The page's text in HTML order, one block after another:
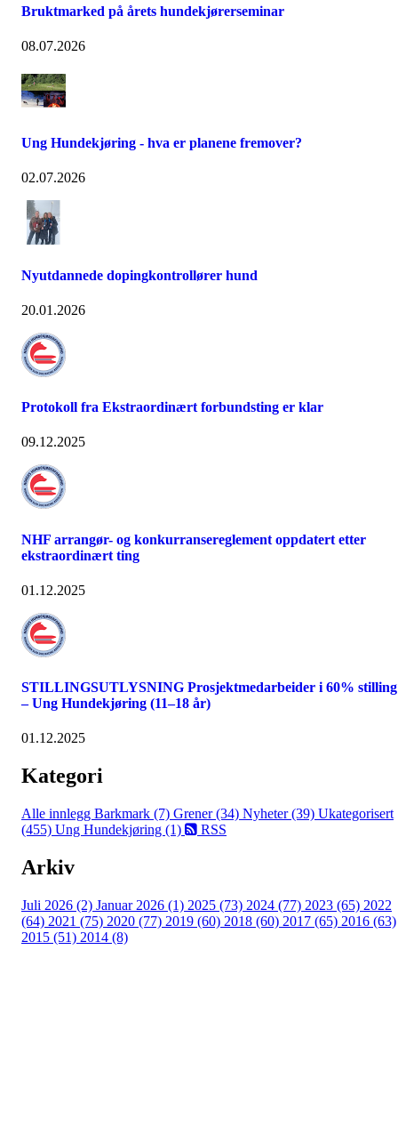
Bruktmarked på årets hundekjørerseminar
08.07.2026
Ung Hundekjøring - hva er planene fremover?
02.07.2026
Nyutdannede dopingkontrollører hund
20.01.2026
Protokoll fra Ekstraordinært forbundsting er klar
09.12.2025
NHF arrangør- og konkurransereglement oppdatert etter
ekstraordinært ting
01.12.2025
STILLINGSUTLYSNING Prosjektmedarbeider i 60% stilling
– Ung Hundekjøring (11–18 år)
01.12.2025
Kategori
Alle innlegg Barkmark (7) Grener (34) Nyheter (39) Ukategorisert
(455) Ung Hundekjøring (1) RSS
Arkiv
Juli 2026 (2) Januar 2026 (1) 2025 (73) 2024 (77) 2023 (65) 2022
(64) 2021 (75) 2020 (77) 2019 (60) 2018 (60) 2017 (65) 2016 (63)
2015 (51) 2014 (8)